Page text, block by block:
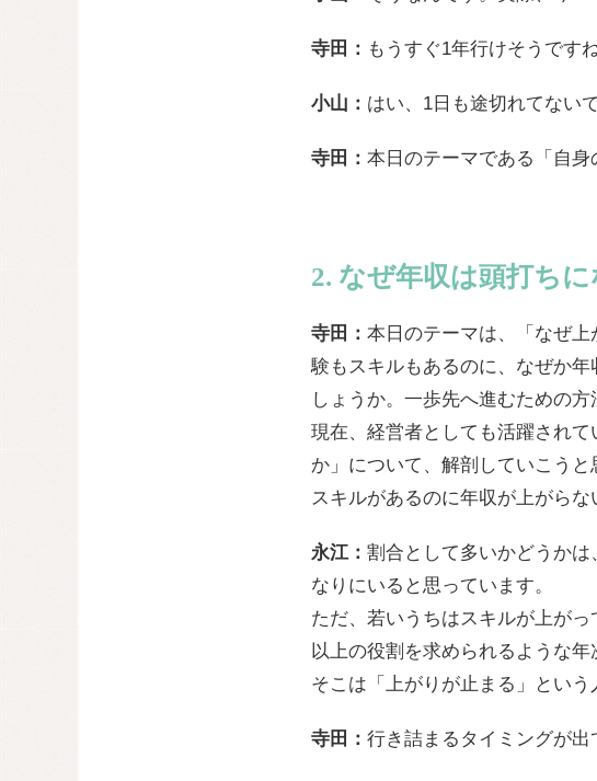
寺田： もうすぐ1年行けそうですね
小山： はい、1日も途切れてないで
寺田： 本日のテーマである「自身
2. なぜ年収は頭打ち
寺田： 本日のテーマは、「なぜ
験もスキルもあるのに、なぜか
しょうか。一歩先へ進むための方
現在、経営者としても活躍され
か」について、解剖していこうと
スキルがあるのに年収が上がら
永江： 割合として多いかどうか
なりにいると思っています。
ただ、若いうちはスキルが上が
以上の役割を求められるような
そこは「上がりが止まる」という
寺田： 行き詰まるタイミングが出